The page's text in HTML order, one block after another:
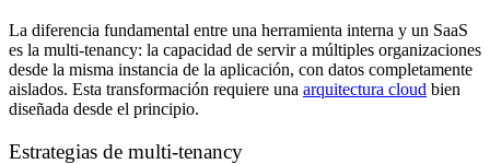
La diferencia fundamental entre una herramienta interna y un SaaS
es la multi-tenancy: la capacidad de servir a múltiples organizaciones
desde la misma instancia de la aplicación, con datos completamente
aislados. Esta transformación requiere una arquitectura cloud bien
diseñada desde el principio.
Estrategias de multi-tenancy